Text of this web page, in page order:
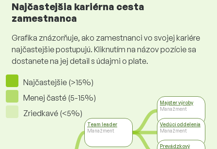
Najčastejšia kariérna cesta
zamestnanca
Grafika znázorňuje, ako zamestnanci vo svojej kariére
najčastejšie postupujú. Kliknutím na názov pozície sa
dostanete na jej detail s údajmi o plate.
Najčastejšie (>15%)
Menej časté (5-15%)
Zriedkavé (<5%)
Team leader
Manažment
Majster výroby
Manažment
Vedúci oddelenia
Manažment
Prevádzkový